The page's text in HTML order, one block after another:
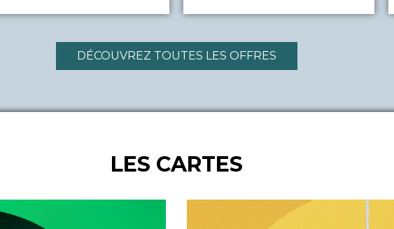
DÉCOUVREZ TOUTES LES OFFRES
LES CARTES